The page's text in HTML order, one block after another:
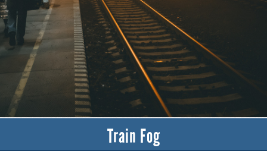
Train Fog